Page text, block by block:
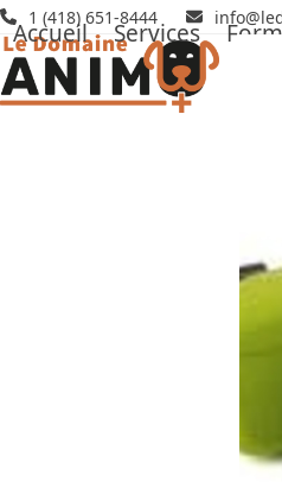
Skip
to
content
1 (418) 651-8444
Accueil Services